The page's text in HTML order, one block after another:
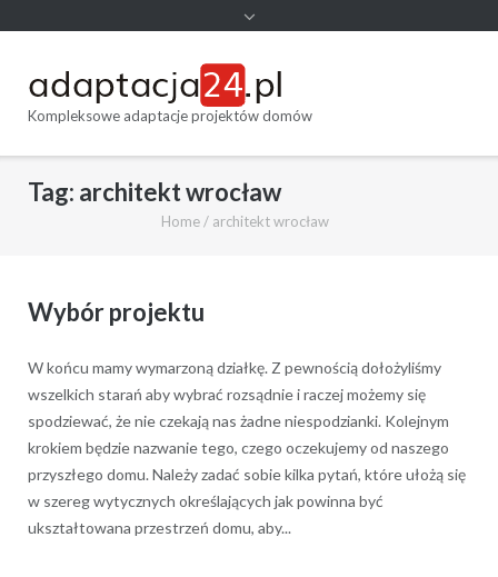
Kompleksowe adaptacje projektów domów
Tag: architekt wrocław
Home / architekt wrocław
Wybór projektu
W końcu mamy wymarzoną działkę. Z pewnością dołożyliśmy
wszelkich starań aby wybrać rozsądnie i raczej możemy się
spodziewać, że nie czekają nas żadne niespodzianki. Kolejnym
krokiem będzie nazwanie tego, czego oczekujemy od naszego
przyszłego domu. Należy zadać sobie kilka pytań, które ułożą się
w szereg wytycznych określających jak powinna być
ukształtowana przestrzeń domu, aby...